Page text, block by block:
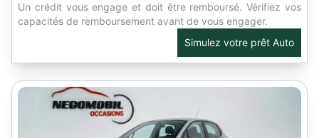
Un crédit vous engage et doit être remboursé. Vérifiez vos
capacités de remboursement avant de vous engager.
Simulez votre prêt Auto